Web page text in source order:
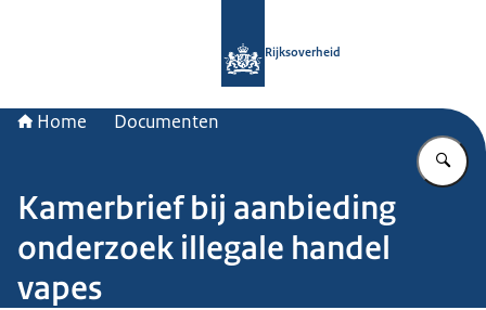
Rijksoverheid
Home Documenten
Kamerbrief bij aanbieding
onderzoek illegale handel
vapes